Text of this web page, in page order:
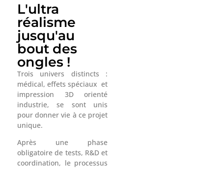
L'ultra
réalisme
jusqu'au
bout des
ongles !
Trois univers distincts :
médical, effets spéciaux et
impression 3D orienté
industrie, se sont unis
pour donner vie à ce projet
unique.
Après une phase
obligatoire de tests, R&D et
coordination, le processus